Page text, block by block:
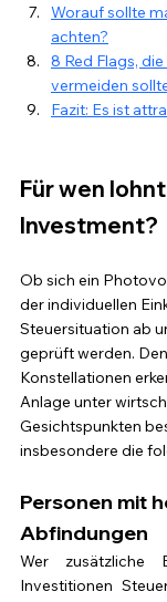
Worauf sollte
achten?
8 Red Flags,
vermeiden
Fazit: Es ist
Für wen
Investment?
Ob sich ein
der individuellen
Steuersituation ab
geprüft werden.
Konstellationen
Anlage unter
Gesichtspunkten
insbesondere die
Personen mit
Abfindungen
Wer zusätzliche
Investitionen